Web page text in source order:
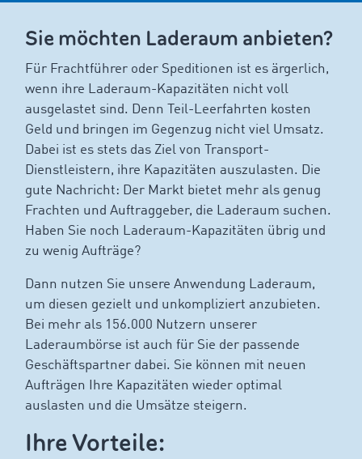
Sie möchten Laderaum anbieten?
Für Frachtführer oder Speditionen ist es ärgerlich,
wenn ihre Laderaum-Kapazitäten nicht voll
ausgelastet sind. Denn Teil-Leerfahrten kosten
Geld und bringen im Gegenzug nicht viel Umsatz.
Dabei ist es stets das Ziel von Transport-
Dienstleistern, ihre Kapazitäten auszulasten. Die
gute Nachricht: Der Markt bietet mehr als genug
Frachten und Auftraggeber, die Laderaum suchen.
Haben Sie noch Laderaum-Kapazitäten übrig und
zu wenig Aufträge?
Dann nutzen Sie unsere Anwendung Laderaum,
um diesen gezielt und unkompliziert anzubieten.
Bei mehr als 156.000 Nutzern unserer
Laderaumbörse ist auch für Sie der passende
Geschäftspartner dabei. Sie können mit neuen
Aufträgen Ihre Kapazitäten wieder optimal
auslasten und die Umsätze steigern.
Ihre Vorteile: